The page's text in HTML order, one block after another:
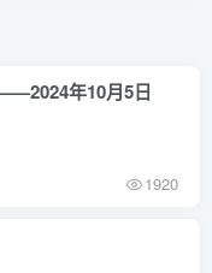
年10月5日
1920